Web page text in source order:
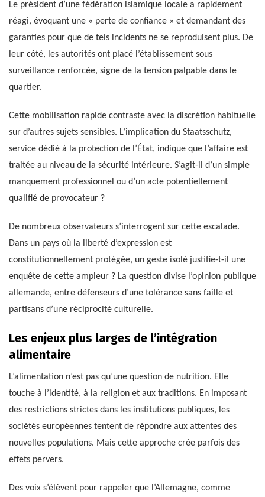
Le président d’une fédération islamique locale a rapidement
réagi, évoquant une « perte de confiance » et demandant des
garanties pour que de tels incidents ne se reproduisent plus. De
leur côté, les autorités ont placé l’établissement sous
surveillance renforcée, signe de la tension palpable dans le
quartier.
Cette mobilisation rapide contraste avec la discrétion habituelle
sur d’autres sujets sensibles. L’implication du Staatsschutz,
service dédié à la protection de l’État, indique que l’affaire est
traitée au niveau de la sécurité intérieure. S’agit-il d’un simple
manquement professionnel ou d’un acte potentiellement
qualifié de provocateur ?
De nombreux observateurs s’interrogent sur cette escalade.
Dans un pays où la liberté d’expression est
constitutionnellement protégée, un geste isolé justifie-t-il une
enquête de cette ampleur ? La question divise l’opinion publique
allemande, entre défenseurs d’une tolérance sans faille et
partisans d’une réciprocité culturelle.
Les enjeux plus larges de l’intégration
alimentaire
L’alimentation n’est pas qu’une question de nutrition. Elle
touche à l’identité, à la religion et aux traditions. En imposant
des restrictions strictes dans les institutions publiques, les
sociétés européennes tentent de répondre aux attentes des
nouvelles populations. Mais cette approche crée parfois des
effets pervers.
Des voix s’élèvent pour rappeler que l’Allemagne, comme